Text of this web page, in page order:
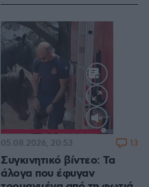
Loaded:
100.00%
Συγκινητικό βίντεο: Τα
άλογα που έφυγαν
05.08.2026, 20:53 13